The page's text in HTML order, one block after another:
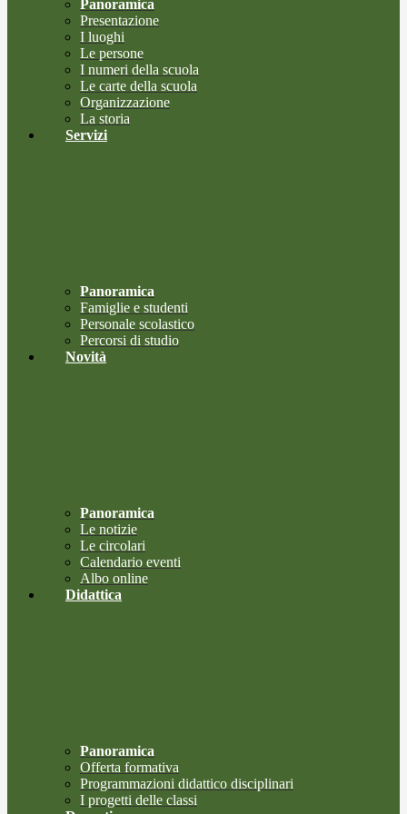
Panoramica
Presentazione
I luoghi
Le persone
I numeri della scuola
Le carte della scuola
Organizzazione
La storia
Servizi
Panoramica
Famiglie e studenti
Personale scolastico
Percorsi di studio
Novità
Panoramica
Le notizie
Le circolari
Calendario eventi
Albo online
Didattica
Panoramica
Offerta formativa
Programmazioni didattico disciplinari
I progetti delle classi